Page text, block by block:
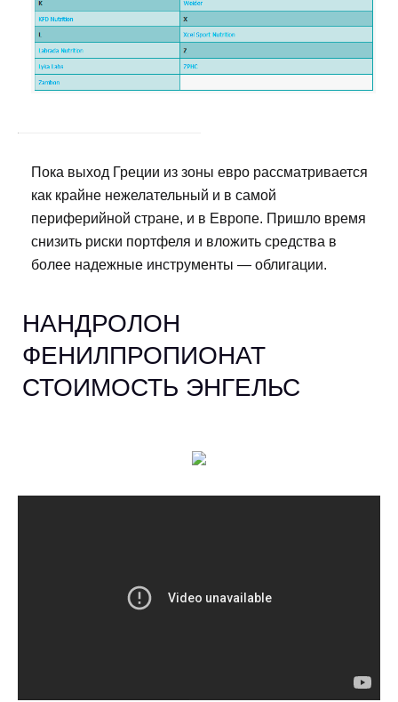
Пока выход Греции из зоны евро рассматривается
как крайне нежелательный и в самой
периферийной стране, и в Европе. Пришло время
снизить риски портфеля и вложить средства в
более надежные инструменты — облигации.
НАНДРОЛОН
ФЕНИЛПРОПИОНАТ
СТОИМОСТЬ ЭНГЕЛЬС